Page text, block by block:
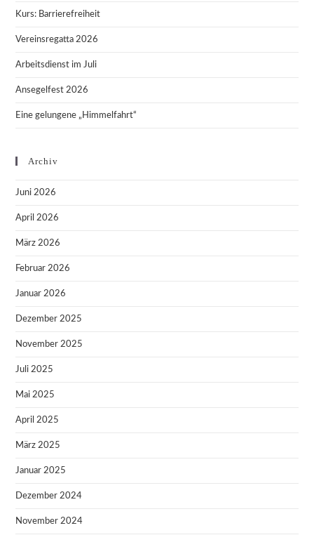
Kurs: Barrierefreiheit
Vereinsregatta 2026
Arbeitsdienst im Juli
Ansegelfest 2026
Eine gelungene „Himmelfahrt“
Archiv
Juni 2026
April 2026
März 2026
Februar 2026
Januar 2026
Dezember 2025
November 2025
Juli 2025
Mai 2025
April 2025
März 2025
Januar 2025
Dezember 2024
November 2024